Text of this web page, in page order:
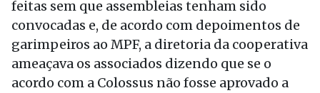
feitas sem que assembleias tenham sido
convocadas e, de acordo com depoimentos de
garimpeiros ao MPF, a diretoria da cooperativa
ameaçava os associados dizendo que se o
acordo com a Colossus não fosse aprovado a